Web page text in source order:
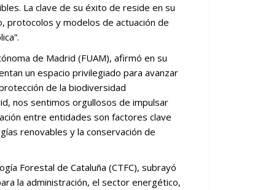
La clave de su éxito de reside en su
protocolos y modelos de actuación de
de Madrid (FUAM), afirmó en su
un espacio privilegiado para avanzar
de la biodiversidad
nos sentimos orgullosos de impulsar
entre entidades son factores clave
renovables y la conservación de
Forestal de Cataluña (CTFC), subrayó
la administración, el sector energético,